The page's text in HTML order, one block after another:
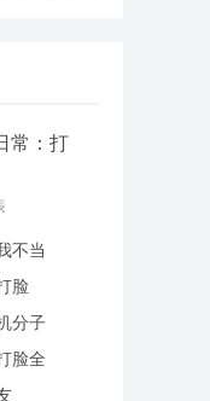
常：打
不当
脸
分子
脸全